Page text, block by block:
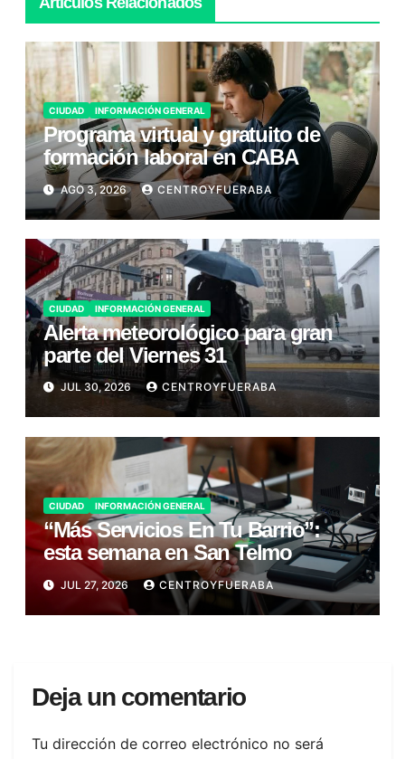
CIUDAD INFORMACIÓN GENERAL
Programa virtual y gratuito de
formación laboral en CABA
AGO 3, 2026 CENTROYFUERABA
CIUDAD INFORMACIÓN GENERAL
Alerta meteorológico para gran
parte del Viernes 31
JUL 30, 2026 CENTROYFUERABA
CIUDAD INFORMACIÓN GENERAL
“Más Servicios En Tu Barrio”:
esta semana en San Telmo
JUL 27, 2026 CENTROYFUERABA
Deja un comentario
Tu dirección de correo electrónico no será